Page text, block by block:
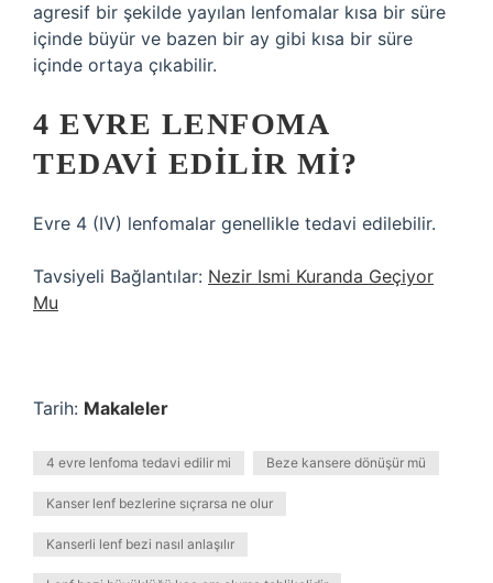
agresif bir şekilde yayılan lenfomalar kısa bir süre
içinde büyür ve bazen bir ay gibi kısa bir süre
içinde ortaya çıkabilir.
4 EVRE LENFOMA
TEDAVI EDILIR MI?
Evre 4 (IV) lenfomalar genellikle tedavi edilebilir.
Tavsiyeli Bağlantılar: Nezir Ismi Kuranda Geçiyor
Mu
Tarih: Makaleler
4 evre lenfoma tedavi edilir mi Beze kansere dönüşür mü
Kanser lenf bezlerine sıçrarsa ne olur
Kanserli lenf bezi nasıl anlaşılır